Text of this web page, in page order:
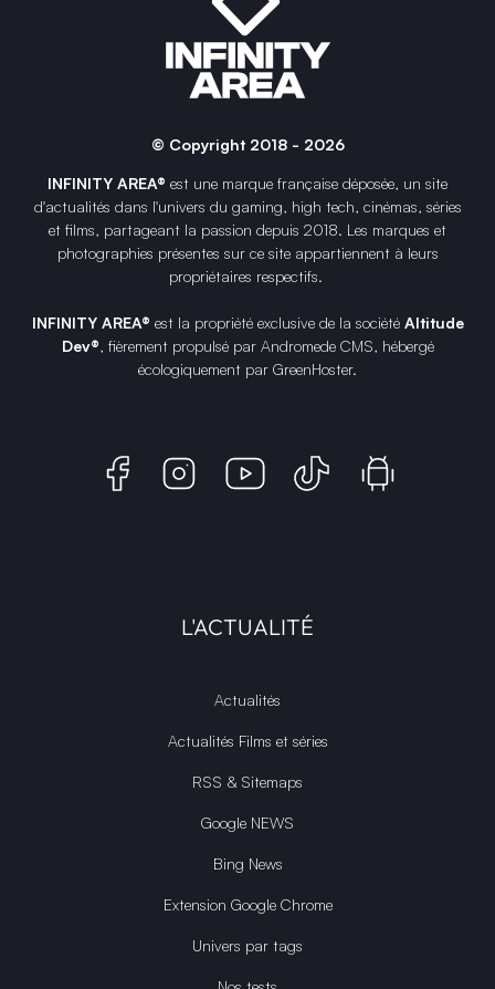
© Copyright 2018 - 2026
INFINITY AREA® est une marque française déposée, un site
d'actualités dans l'univers du gaming, high tech, cinémas, séries
et films, partageant la passion depuis 2018. Les marques et
photographies présentes sur ce site appartiennent à leurs
propriétaires respectifs.
INFINITY AREA® est la propriété exclusive de la société Altitude
Dev®, fièrement propulsé par Andromede CMS, hébergé
écologiquement par GreenHoster.
L'ACTUALITÉ
Actualités
Actualités Films et séries
RSS & Sitemaps
Google NEWS
Bing News
Extension Google Chrome
Univers par tags